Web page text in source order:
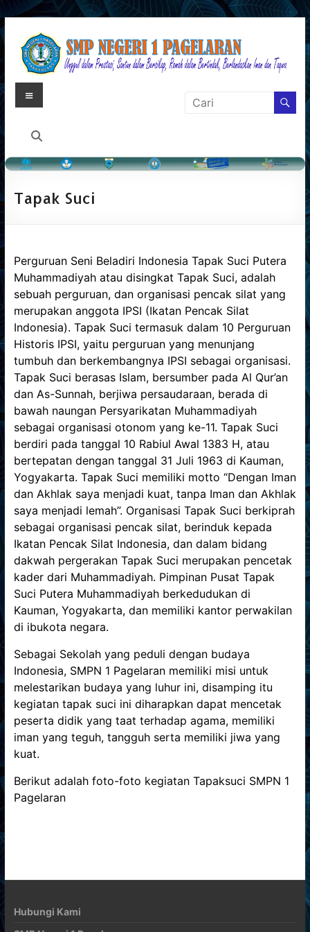
Skip
content
Laman
Resmi
SMP
1
Pandeglang
Banten
Menyajikan
Informasi
mengenai
sekolah
SMPN
1
Pagelaran
Menu
Tapak Suci
Perguruan Seni Beladiri Indonesia Tapak Suci Putera
Muhammadiyah atau disingkat Tapak Suci, adalah
sebuah perguruan, dan organisasi pencak silat yang
merupakan anggota IPSI (Ikatan Pencak Silat
Indonesia). Tapak Suci termasuk dalam 10 Perguruan
Historis IPSI, yaitu perguruan yang menunjang
tumbuh dan berkembangnya IPSI sebagai organisasi.
Tapak Suci berasas Islam, bersumber pada Al Qur’an
dan As-Sunnah, berjiwa persaudaraan, berada di
bawah naungan Persyarikatan Muhammadiyah
sebagai organisasi otonom yang ke-11. Tapak Suci
berdiri pada tanggal 10 Rabiul Awal 1383 H, atau
bertepatan dengan tanggal 31 Juli 1963 di Kauman,
Yogyakarta. Tapak Suci memiliki motto “Dengan Iman
dan Akhlak saya menjadi kuat, tanpa Iman dan Akhlak
saya menjadi lemah”. Organisasi Tapak Suci berkiprah
sebagai organisasi pencak silat, berinduk kepada
Ikatan Pencak Silat Indonesia, dan dalam bidang
dakwah pergerakan Tapak Suci merupakan pencetak
kader dari Muhammadiyah. Pimpinan Pusat Tapak
Suci Putera Muhammadiyah berkedudukan di
Kauman, Yogyakarta, dan memiliki kantor perwakilan
di ibukota negara.
Sebagai Sekolah yang peduli dengan budaya
Indonesia, SMPN 1 Pagelaran memiliki misi untuk
melestarikan budaya yang luhur ini, disamping itu
kegiatan tapak suci ini diharapkan dapat mencetak
peserta didik yang taat terhadap agama, memiliki
iman yang teguh, tangguh serta memiliki jiwa yang
kuat.
Berikut adalah foto-foto kegiatan Tapaksuci SMPN 1
Pagelaran
Hubungi Kami